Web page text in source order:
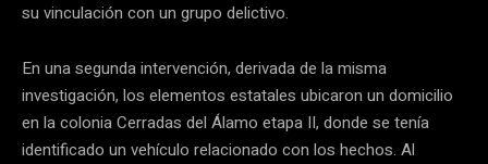
su vinculación con un grupo delictivo.
En una segunda intervención, derivada de la misma
investigación, los elementos estatales ubicaron un domicilio
en la colonia Cerradas del Álamo etapa II, donde se tenía
identificado un vehículo relacionado con los hechos. Al